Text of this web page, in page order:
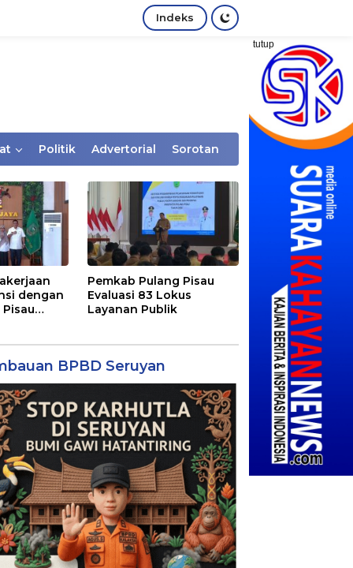
Indeks
tutup
Politik Advertorial Sorotan
dengan
Pemkab Pulang Pisau
Evaluasi 83 Lokus
Layanan Publik
BPBD Seruyan